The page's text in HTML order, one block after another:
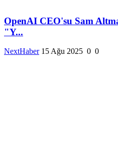
OpenAI CEO'su Sam
"Y...
NextHaber 15 Ağu 2025 0 0